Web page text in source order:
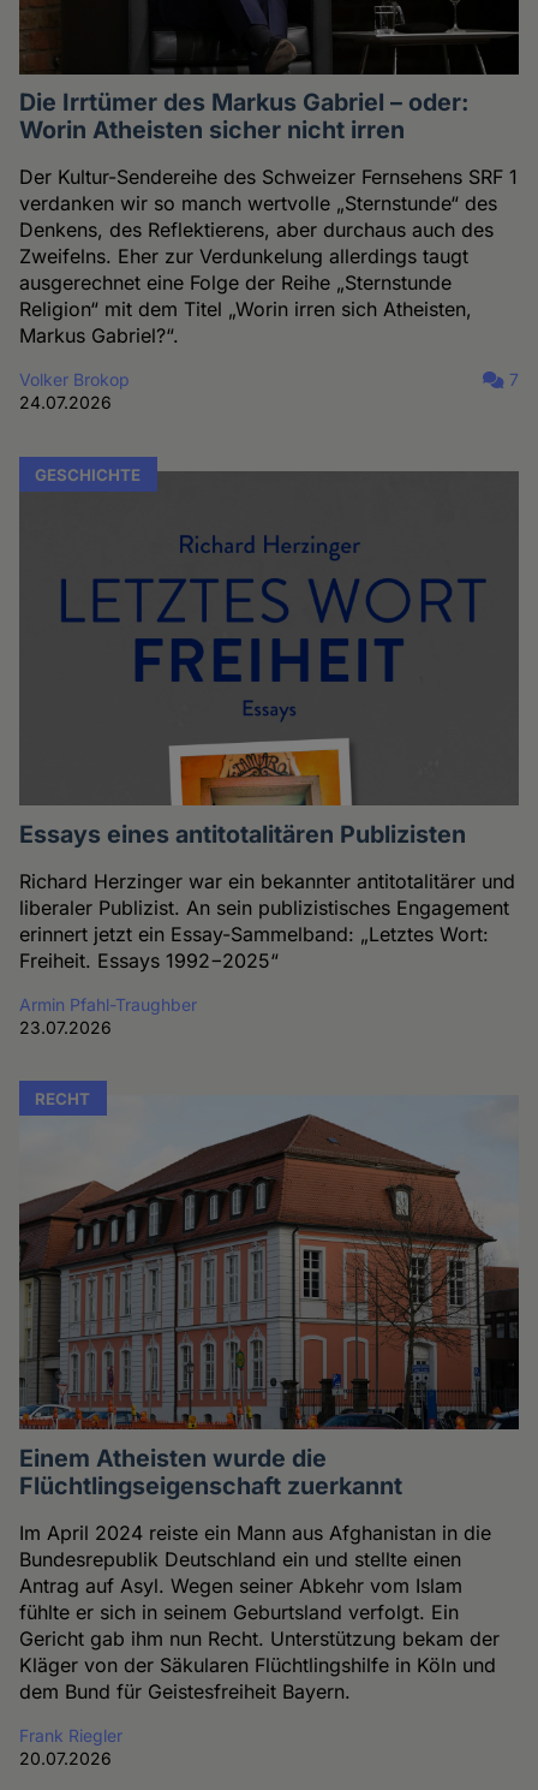
Die Irrtümer des Markus Gabriel – oder:
Worin Atheisten sicher nicht irren
Der Kultur-Sendereihe des Schweizer Fernsehens SRF 1
verdanken wir so manch wertvolle „Sternstunde“ des
Denkens, des Reflektierens, aber durchaus auch des
Zweifelns. Eher zur Verdunkelung allerdings taugt
ausgerechnet eine Folge der Reihe „Sternstunde
Religion“ mit dem Titel „Worin irren sich Atheisten,
Markus Gabriel?“.
Volker Brokop
24.07.2026
7
GESCHICHTE
Essays eines antitotalitären Publizisten
Richard Herzinger war ein bekannter antitotalitärer und
liberaler Publizist. An sein publizistisches Engagement
erinnert jetzt ein Essay-Sammelband: „Letztes Wort:
Freiheit. Essays 1992−2025“
Armin Pfahl-Traughber
23.07.2026
RECHT
Einem Atheisten wurde die
Flüchtlingseigenschaft zuerkannt
Im April 2024 reiste ein Mann aus Afghanistan in die
Bundesrepublik Deutschland ein und stellte einen
Antrag auf Asyl. Wegen seiner Abkehr vom Islam
fühlte er sich in seinem Geburtsland verfolgt. Ein
Gericht gab ihm nun Recht. Unterstützung bekam der
Kläger von der Säkularen Flüchtlingshilfe in Köln und
dem Bund für Geistesfreiheit Bayern.
Frank Riegler
20.07.2026